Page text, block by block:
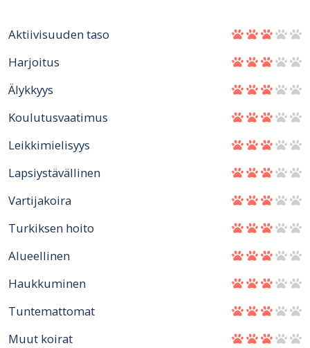
Aktiivisuuden taso
Harjoitus
Älykkyys
Koulutusvaatimus
Leikkimielisyys
Lapsiystävällinen
Vartijakoira
Turkiksen hoito
Alueellinen
Haukkuminen
Tuntemattomat
Muut koirat